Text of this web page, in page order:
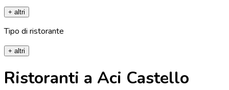
+ altri
Tipo di ristorante
+ altri
Ristoranti a Aci Castello